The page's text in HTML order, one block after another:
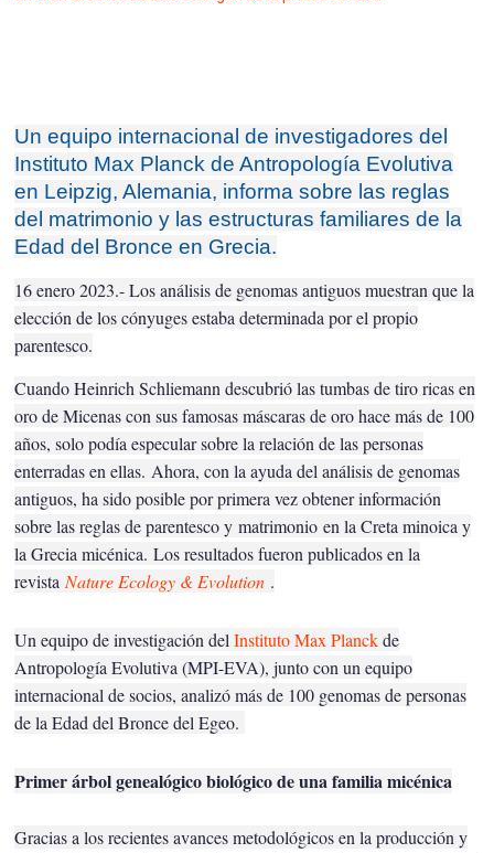
Un equipo internacional de investigadores del
Instituto Max Planck de Antropología Evolutiva
en Leipzig, Alemania, informa sobre las reglas
del matrimonio y las estructuras familiares de la
Edad del Bronce en Grecia.
16 enero 2023.- Los análisis de genomas antiguos muestran que la
elección de los cónyuges estaba determinada por el propio
parentesco.
Cuando Heinrich Schliemann descubrió las tumbas de tiro ricas en
oro de Micenas con sus famosas máscaras de oro hace más de 100
años, solo podía especular sobre la relación de las personas
enterradas en ellas. Ahora, con la ayuda del análisis de genomas
antiguos, ha sido posible por primera vez obtener información
sobre las reglas de parentesco ymatrimonio en la Creta minoica y
la Grecia micénica.Los resultados fueron publicados en la
revista Nature Ecology & Evolution .
Un equipo de investigación delInstituto Max Planckde
Antropología Evolutiva (MPI-EVA), junto con un equipo
internacional de socios, analizó más de 100 genomas de personas
de la Edad del Bronce del Egeo.
Primer árbol genealógico biológico de una familia micénica
Gracias a los recientes avances metodológicos en la producción y